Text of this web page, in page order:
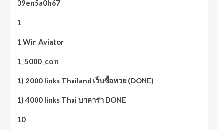
09en5a0h67
1
1 Win Aviator
1_5000_com
1) 2000 links Thailand เว็บซื้อหวย (DONE)
1) 4000 links Thai บาคาร่า DONE
10